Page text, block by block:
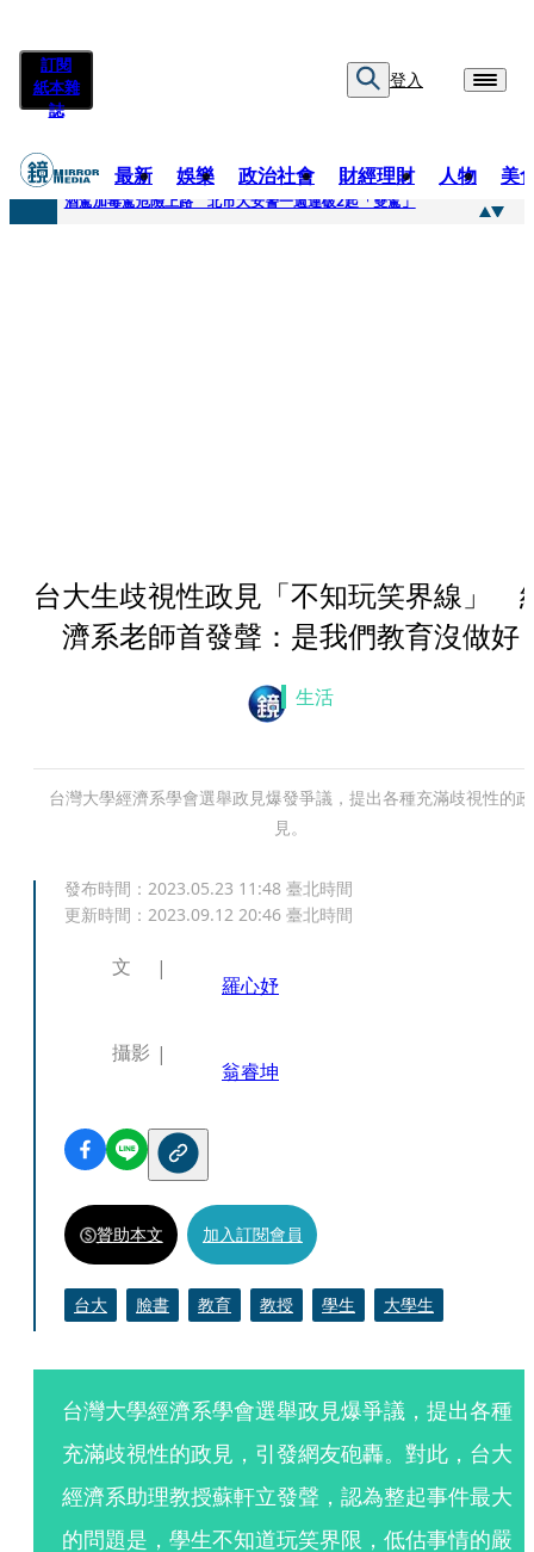
訂閱
紙本雜
誌
登入
最新 娛樂 政治社會 財經理財 人物 美
快訊
酒駕加毒駕危險上路 北市大安警一週連破2起「雙駕」
台大生歧視性政見「不知玩笑界線」
濟系老師首發聲：是我們教育沒做好
生活
台灣大學經濟系學會選舉政見爆發爭議，提出各種充滿歧視性的政
見。
發布時間： 2023.05.23 11:48 臺北時間
更新時間： 2023.09.12 20:46 臺北時間
文
羅心妤
攝影
翁睿坤
贊助本文 加入訂閱會員
台大 臉書 教育 教授 學生 大學生
台灣大學經濟系學會選舉政見爆爭議，提出各種
充滿歧視性的政見，引發網友砲轟。對此，台大
經濟系助理教授蘇軒立發聲，認為整起事件最大
的問題是，學生不知道玩笑界限，低估事情的嚴